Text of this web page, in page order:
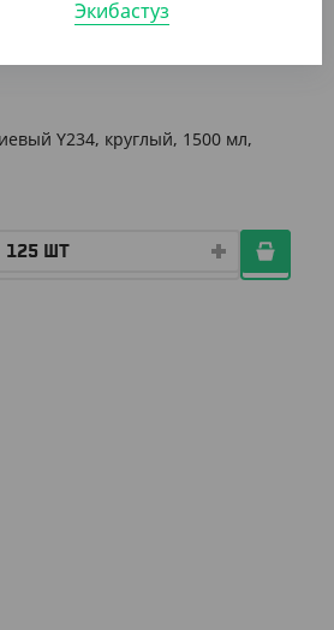
Y234, круглый, 1500 мл,
Экибастуз